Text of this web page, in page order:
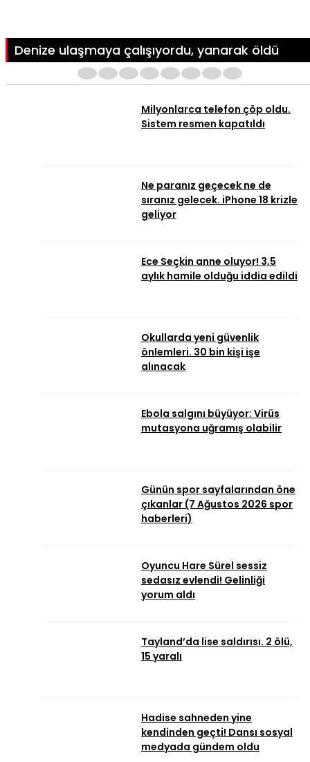
Denize ulaşmaya çalışıyordu, yanarak öldü
Milyonlarca telefon çöp oldu.
Sistem resmen kapatıldı
Ne paranız geçecek ne de
sıranız gelecek. iPhone 18 krizle
geliyor
Ece Seçkin anne oluyor! 3,5
aylık hamile olduğu iddia edildi
Okullarda yeni güvenlik
önlemleri. 30 bin kişi işe
alınacak
Ebola salgını büyüyor: Virüs
mutasyona uğramış olabilir
Günün spor sayfalarından öne
çıkanlar (7 Ağustos 2026 spor
haberleri)
Oyuncu Hare Sürel sessiz
sedasız evlendi! Gelinliği
yorum aldı
Tayland’da lise saldırısı. 2 ölü,
15 yaralı
Hadise sahneden yine
kendinden geçti! Dansı sosyal
medyada gündem oldu